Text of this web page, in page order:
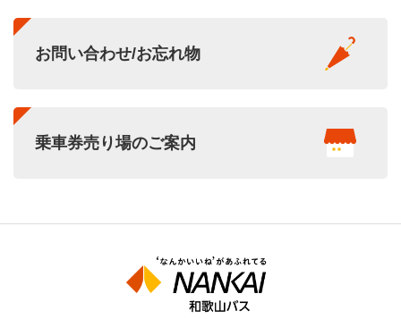
お問い合わせ/お忘れ物
乗車券売り場のご案内